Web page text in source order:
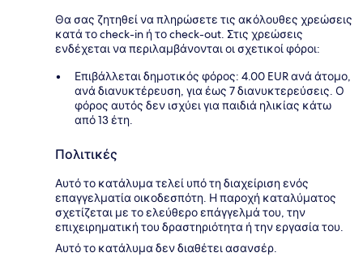
Θα σας ζητηθεί να πληρώσετε τις ακόλουθες χρεώσεις
κατά το check-in ή το check-out. Στις χρεώσεις
ενδέχεται να περιλαμβάνονται οι σχετικοί φόροι:
Επιβάλλεται δημοτικός φόρος: 4.00 EUR ανά άτομο,
ανά διανυκτέρευση, για έως 7 διανυκτερεύσεις. Ο
φόρος αυτός δεν ισχύει για παιδιά ηλικίας κάτω
από 13 έτη.
Πολιτικές
Αυτό το κατάλυμα τελεί υπό τη διαχείριση ενός
επαγγελματία οικοδεσπότη. Η παροχή καταλύματος
σχετίζεται με το ελεύθερο επάγγελμά του, την
επιχειρηματική του δραστηριότητα ή την εργασία του.
Αυτό το κατάλυμα δεν διαθέτει ασανσέρ.